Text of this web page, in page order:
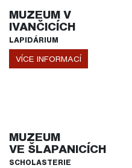
MUZEUM V
IVANČICÍCH
LAPIDÁRIUM
VÍCE INFORMACÍ
MUZEUM
VE ŠLAPANICÍCH
SCHOLASTERIE